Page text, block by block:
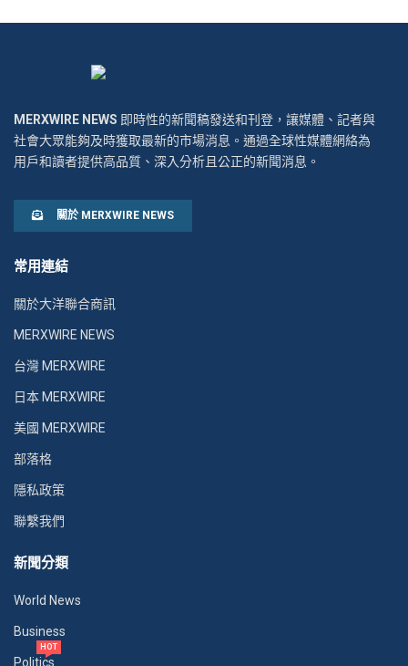
MERXWIRE NEWS 即時性的新聞稿發送和刊登，讓媒體、記者與
社會大眾能夠及時獲取最新的市場消息。通過全球性媒體網絡為
用戶和讀者提供高品質、深入分析且公正的新聞消息。
關於 MERXWIRE NEWS
常用連結
關於大洋聯合商訊
MERXWIRE NEWS
台灣 MERXWIRE
日本 MERXWIRE
美國 MERXWIRE
部落格
隱私政策
聯繫我們
新聞分類
World News
Business
Politics
HOT